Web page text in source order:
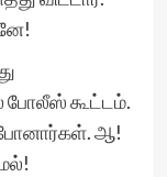
போலீஸ் கூட்டம்.
ஆ!